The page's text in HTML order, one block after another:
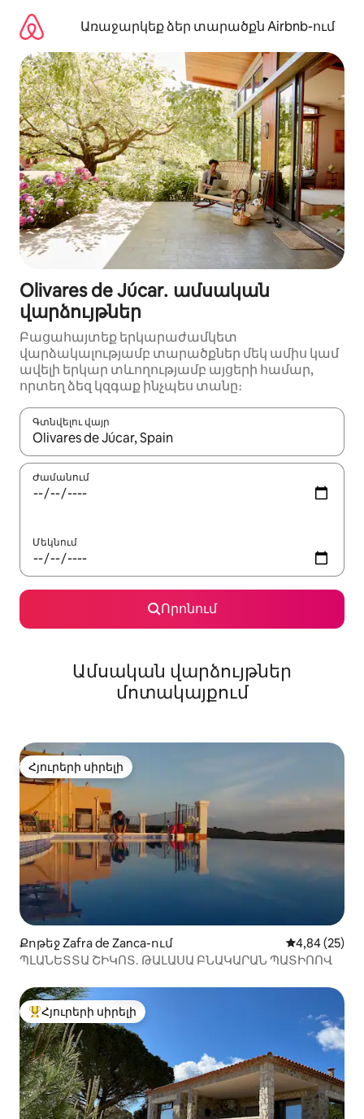
բովանդակությանըԱռաջարկեք ձեր տարածքն Airbnb-ում
Olivares de Júcar․ ամսական
վարձույթներ
Բացահայտեք երկարաժամկետ
վարձակալությամբ տարածքներ մեկ ամիս կամ
ավելի երկար տևողությամբ այցերի համար,
որտեղ ձեզ կզգաք ինչպես տանը։
Գտնվելու վայր
Երբ արդյունքները հասանելի լինեն, սլաքների
Ժամանում
Մեկնում
Որոնում
Ամսական վարձույթներ
մոտակայքում
Հյուրերի սիրելի
Հյուրերի սիրելի
Քոթեջ Zafra de Zanca-ում Միջին
4,84 (25)
ՊԼԱՆԵՏՏԱ ՇԻԿՈՏ. ԹԱԼԱՍԱ ԲՆԱԿԱՐԱՆ ՊԱՏԻՈՈՎ
Հյուրերի սիրելի լավագույն տները
Հյուրերի սիրելի